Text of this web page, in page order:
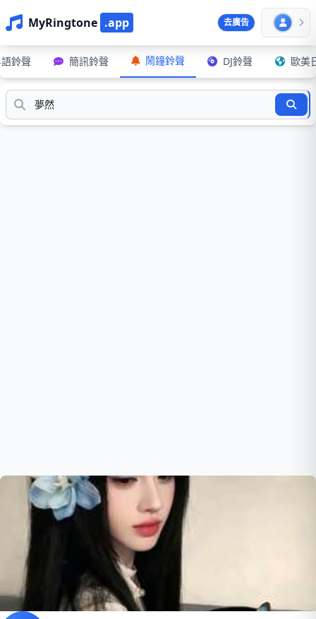
MyRingtone .app 去廣告
鈴聲 簡訊鈴聲 鬧鐘鈴聲 DJ鈴聲 歐美